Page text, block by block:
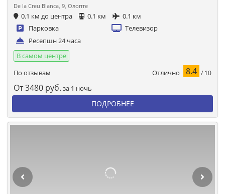
De la Creu Blanca, 9, Олопте
0.1 км до центра 0.1 км
0.1 км
Парковка
Телевизор
Ресепшн 24 часа
В самом центре
По отзывам
Отлично 8.4 / 10
От3480 руб. за 1 ночь
ПОДРОБНЕЕ